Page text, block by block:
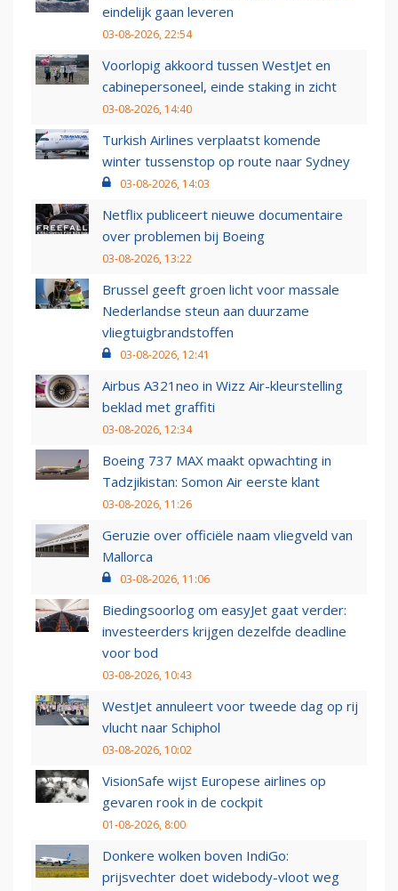
eindelijk gaan leveren
03-08-2026, 22:54
Voorlopig akkoord tussen WestJet en
cabinepersoneel, einde staking in zicht
03-08-2026, 14:40
Turkish Airlines verplaatst komende
winter tussenstop op route naar Sydney
03-08-2026, 14:03
Netflix publiceert nieuwe documentaire
over problemen bij Boeing
03-08-2026, 13:22
Brussel geeft groen licht voor massale
Nederlandse steun aan duurzame
vliegtuigbrandstoffen
03-08-2026, 12:41
Airbus A321neo in Wizz Air-kleurstelling
beklad met graffiti
03-08-2026, 12:34
Boeing 737 MAX maakt opwachting in
Tadzjikistan: Somon Air eerste klant
03-08-2026, 11:26
Geruzie over officiële naam vliegveld van
Mallorca
03-08-2026, 11:06
Biedingsoorlog om easyJet gaat verder:
investeerders krijgen dezelfde deadline
voor bod
03-08-2026, 10:43
WestJet annuleert voor tweede dag op rij
vlucht naar Schiphol
03-08-2026, 10:02
VisionSafe wijst Europese airlines op
gevaren rook in de cockpit
01-08-2026, 8:00
Donkere wolken boven IndiGo:
prijsvechter doet widebody-vloot weg